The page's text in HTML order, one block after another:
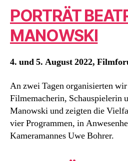
PORTRÄT
MANOWSKI
4. und 5. August 2022,
An zwei Tagen organisierten
Filmemacherin, Schauspielerin
Manowski und zeigten die
vier Programmen, in
Kameramannes Uwe Bohrer.